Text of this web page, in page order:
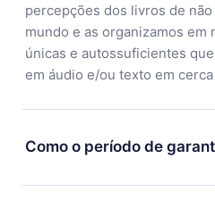
percepções dos livros de
mundo e as organizamos em
únicas e autossuficientes
em áudio e/ou texto em
Como o período de
Você pode baixar nosso